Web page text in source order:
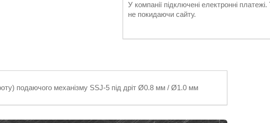
У компанії підключені електронні
не покидаючи сайту.
подаючого механізму SSJ-5 під дріт Ø0.8 мм / Ø1.0 мм